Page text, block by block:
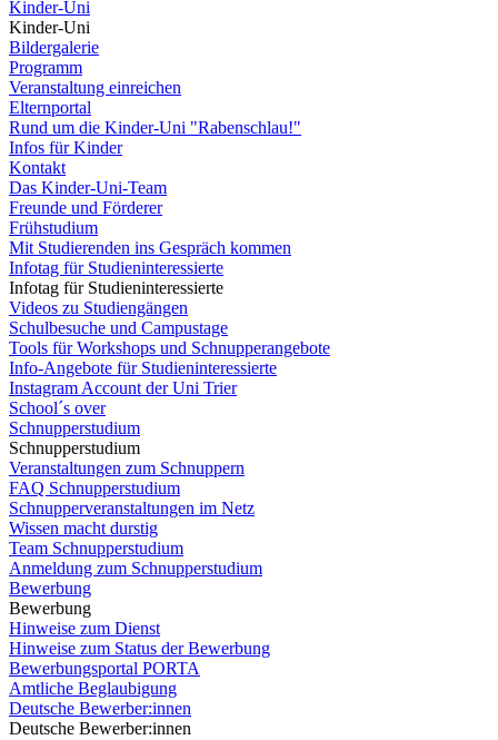
Kinder-Uni
Kinder-Uni
Bildergalerie
Programm
Veranstaltung einreichen
Elternportal
Rund um die Kinder-Uni "Rabenschlau!"
Infos für Kinder
Kontakt
Das Kinder-Uni-Team
Freunde und Förderer
Frühstudium
Mit Studierenden ins Gespräch kommen
Infotag für Studieninteressierte
Infotag für Studieninteressierte
Videos zu Studiengängen
Schulbesuche und Campustage
Tools für Workshops und Schnupperangebote
Info-Angebote für Studieninteressierte
Instagram Account der Uni Trier
School´s over
Schnupperstudium
Schnupperstudium
Veranstaltungen zum Schnuppern
FAQ Schnupperstudium
Schnupperveranstaltungen im Netz
Wissen macht durstig
Team Schnupperstudium
Anmeldung zum Schnupperstudium
Bewerbung
Bewerbung
Hinweise zum Dienst
Hinweise zum Status der Bewerbung
Bewerbungsportal PORTA
Amtliche Beglaubigung
Deutsche Bewerber:innen
Deutsche Bewerber:innen